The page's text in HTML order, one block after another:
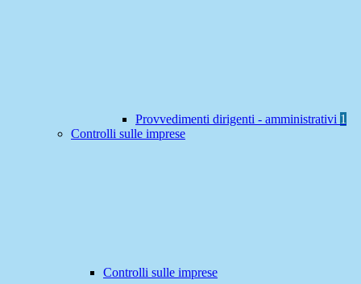
Provvedimenti dirigenti - amministrativi 1
Controlli sulle imprese
Controlli sulle imprese